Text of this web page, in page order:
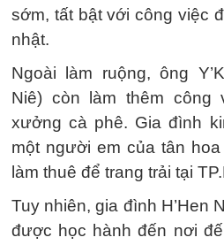
sớm, tất bật với công việc
nhật.
Ngoài làm ruộng, ông
Niê) còn làm thêm
xưởng cà phê. Gia đình
một người em của tân
làm thuê để trang trải tại
Tuy nhiên, gia đình H’Hen
được học hành đến nơi